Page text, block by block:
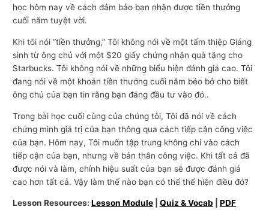
học hôm nay về cách đảm bảo bạn nhận được tiền thưởng
cuối năm tuyệt vời.
Khi tôi nói “tiền thưởng,” Tôi không nói về một tấm thiệp Giáng
sinh từ ông chủ với một $20 giấy chứng nhận quà tặng cho
Starbucks. Tôi không nói về những biểu hiện đánh giá cao. Tôi
đang nói về một khoản tiền thưởng cuối năm béo bở cho biết
ông chủ của bạn tin rằng bạn đáng đầu tư vào đó..
Trong bài học cuối cùng của chúng tôi, Tôi đã nói về cách
chứng minh giá trị của bạn thông qua cách tiếp cận công việc
của bạn. Hôm nay, Tôi muốn tập trung không chỉ vào cách
tiếp cận của bạn, nhưng về bản thân công việc. Khi tất cả đã
được nói và làm, chính hiệu suất của bạn sẽ được đánh giá
cao hơn tất cả. Vậy làm thế nào bạn có thể thể hiện điều đó?
Lesson Resources:Lesson Module |Quiz & Vocab |PDF